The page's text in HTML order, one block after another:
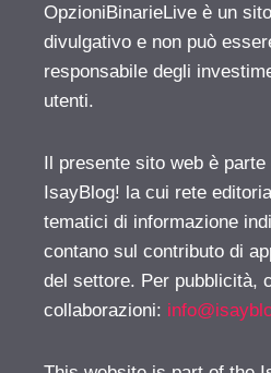
OpzioniBinarieLive è un
divulgativo e non può
responsabile degli
utenti.
Il presente sito web è
IsayBlog! la cui rete
tematici di informazione
contano sul contributo di
del settore. Per pubblicità,
collaborazioni: